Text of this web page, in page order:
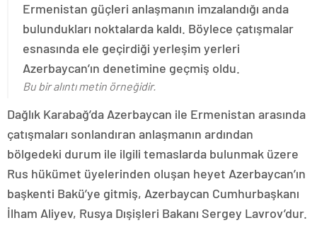
Ermenistan güçleri anlaşmanın imzalandığı anda
bulundukları noktalarda kaldı. Böylece çatışmalar
esnasında ele geçirdiği yerleşim yerleri
Azerbaycan’ın denetimine geçmiş oldu.
Bu bir alıntı metin örneğidir.
Dağlık Karabağ’da Azerbaycan ile Ermenistan arasında
çatışmaları sonlandıran anlaşmanın ardından
bölgedeki durum ile ilgili temaslarda bulunmak üzere
Rus hükümet üyelerinden oluşan heyet Azerbaycan’ın
başkenti Bakü’ye gitmiş, Azerbaycan Cumhurbaşkanı
İlham Aliyev, Rusya Dışişleri Bakanı Sergey Lavrov’dur.